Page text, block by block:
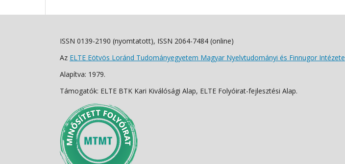
ISSN 0139-2190 (nyomtatott), ISSN 2064-7484 (online)
Az ELTE Eötvös Loránd Tudományegyetem Magyar Nyelvtudományi és Finnugor Intézete
Alapítva: 1979.
Támogatók: ELTE BTK Kari Kiválósági Alap, ELTE Folyóirat-fejlesztési Alap.